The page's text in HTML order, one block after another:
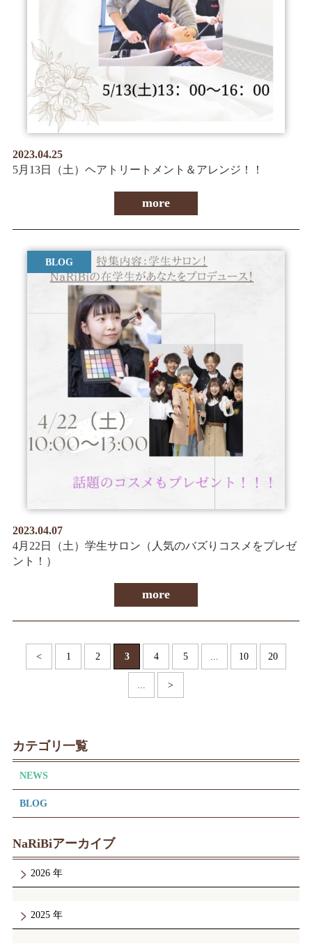
2023.04.25
5月13日（土）ヘアトリートメント＆アレンジ！！
more
BLOG
2023.04.07
4月22日（土）学生サロン（人気のバズりコスメをプレゼ
ント！）
more
< 1 2 3 4 5 ... 10 20
... >
カテゴリ一覧
NEWS
BLOG
NaRiBiアーカイブ
2026
2025